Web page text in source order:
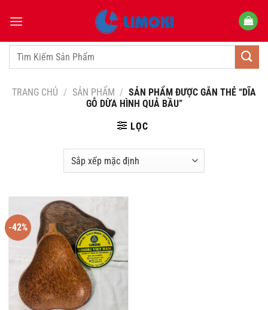
qua
dungTìm
TRANG CHỦ / SẢN PHẨM / SẢN PHẨM ĐƯỢC GẮN THẺ “DĨA
GỖ DỪA HÌNH QUẢ BẦU”
LỌC
-42%